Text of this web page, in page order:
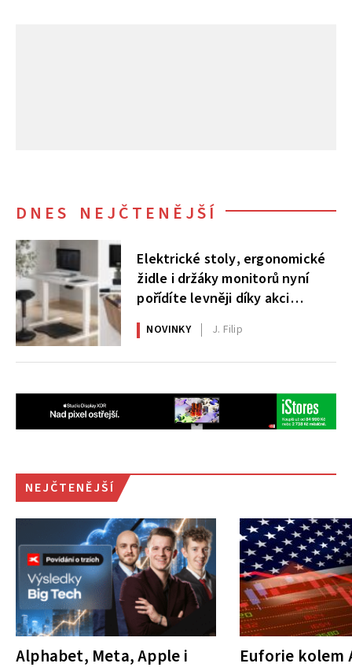
DNES NEJČTENĚJŠÍ
Elektrické stoly, ergonomické
židle i držáky monitorů nyní
pořídíte levněji díky akci
AlzaErgo
NOVINKY J. Filip
NEJČTENĚJŠÍ
Alphabet, Meta, Apple i
Euforie kolem